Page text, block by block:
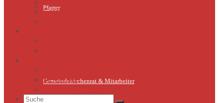
Pfarrer
Gemeindekirchenrat & Mitarbeiter
Geschichte St.Marien
Sternsinger
Suche